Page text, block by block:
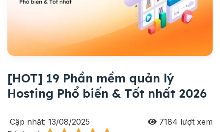
[HOT] 19 Phần mềm quản lý
Hosting Phổ biến & Tốt nhất 2026
Cập nhật: 13/08/2025 7184 lượt xem